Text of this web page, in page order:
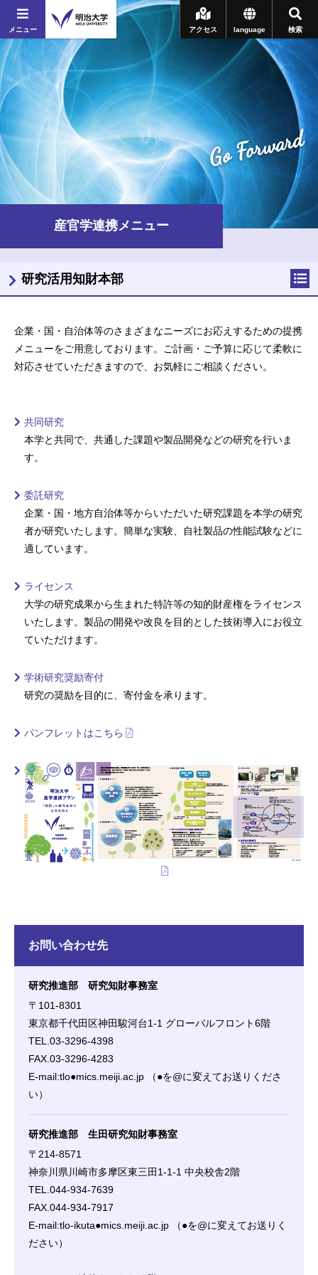
メニュー 検索
language
アクセス
Go Forward
産官学連携メニュー
企業・国・自治体等のさまざまなニーズにお応えするための提携
メニューをご用意しております。ご計画・ご予算に応じて柔軟に
対応させていただきますので、お気軽にご相談ください。
共同研究
本学と共同で、共通した課題や製品開発などの研究を行いま
す。
委託研究
企業・国・地方自治体等からいただいた研究課題を本学の研究
者が研究いたします。簡単な実験、自社製品の性能試験などに
適しています。
ライセンス
大学の研究成果から生まれた特許等の知的財産権をライセンス
いたします。製品の開発や改良を目的とした技術導入にお役立
ていただけます。
学術研究奨励寄付
研究の奨励を目的に、寄付金を承ります。
パンフレットはこちら
お問い合わせ先
研究推進部 研究知財事務室
〒101-8301
東京都千代田区神田駿河台1-1 グローバルフロント6階
TEL.03-3296-4398
FAX.03-3296-4283
E-mail:tlo●mics.meiji.ac.jp （●を@に変えてお送りくださ
い）
研究推進部 生田研究知財事務室
〒214-8571
神奈川県川崎市多摩区東三田1-1-1 中央校舎2階
TEL.044-934-7639
FAX.044-934-7917
E-mail:tlo-ikuta●mics.meiji.ac.jp （●を@に変えてお送りく
ださい）
研究活用知財本部